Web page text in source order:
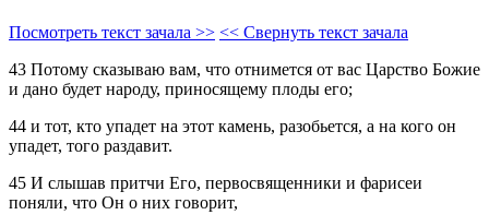
Посмотреть текст зачала >> << Свернуть текст зачала
43 Потому сказываю вам, что отнимется от вас Царство Божие
и дано будет народу, приносящему плоды его;
44 и тот, кто упадет на этот камень, разобьется, а на кого он
упадет, того раздавит.
45 И слышав притчи Его, первосвященники и фарисеи
поняли, что Он о них говорит,